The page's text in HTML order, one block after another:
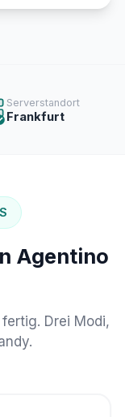
Serverstandort
Frankfurt
Agentino
Drei Modi,